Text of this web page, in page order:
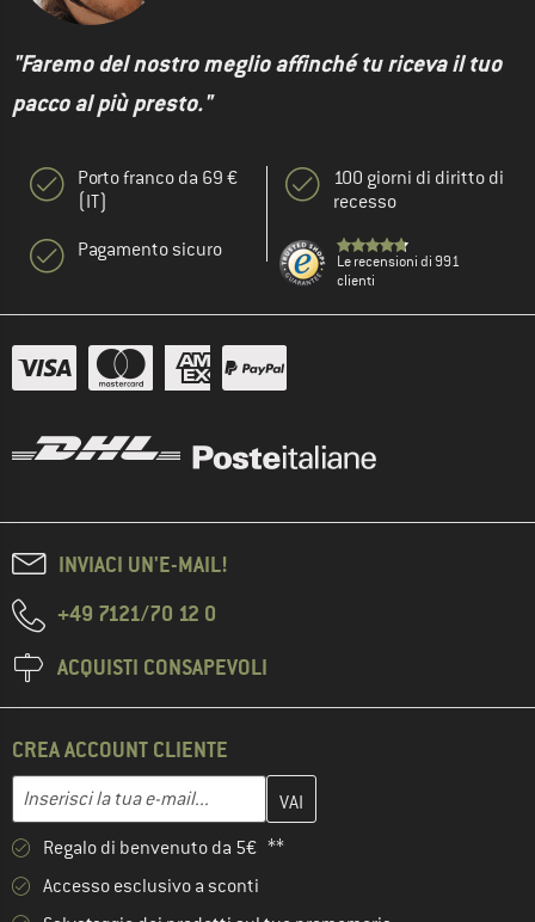
"Faremo del nostro meglio affinché tu riceva il tuo
pacco al più presto."
Porto franco da 69 €
(IT)
Pagamento sicuro
100 giorni di diritto di
recesso
Le recensioni di 991
clienti
INVIACI UN'E-MAIL!
+49 7121/70 12 0
ACQUISTI CONSAPEVOLI
CREA ACCOUNT CLIENTE
Indirizzo e-mail
Inserisci qui il tuo indirizzo e-mail e crea il tuo account cliente
Regalo di benvenuto da 5€ **
Accesso esclusivo a sconti